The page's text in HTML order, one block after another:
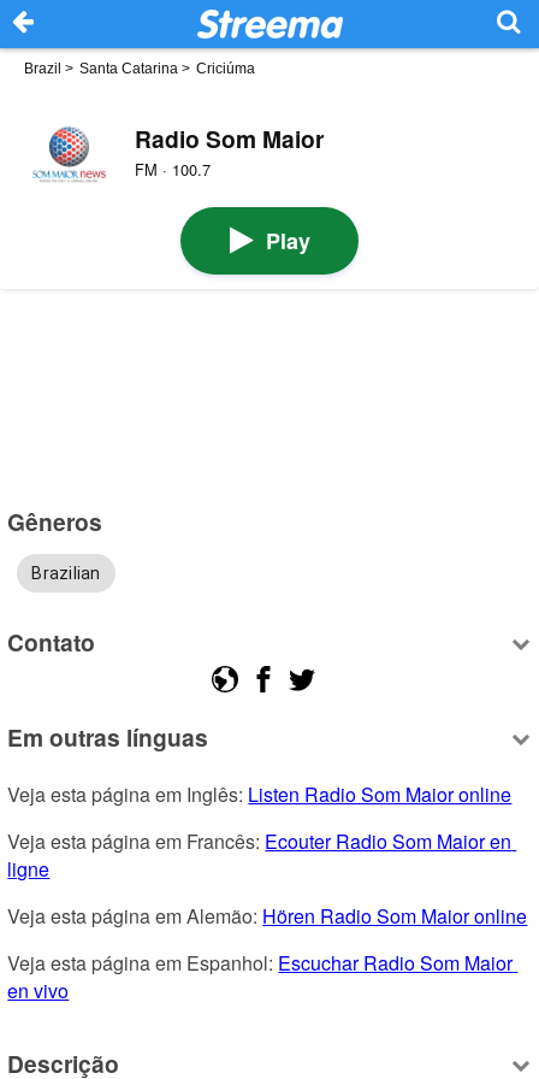
Brazil > Santa Catarina > Criciúma
Radio Som Maior
FM · 100.7
Play
Gêneros
Brazilian
Contato
Em outras línguas
Veja esta página em Inglês: Listen Radio Som Maior online
Veja esta página em Francês: Ecouter Radio Som Maior en
ligne
Veja esta página em Alemão: Hören Radio Som Maior online
Veja esta página em Espanhol: Escuchar Radio Som Maior
en vivo
Descrição